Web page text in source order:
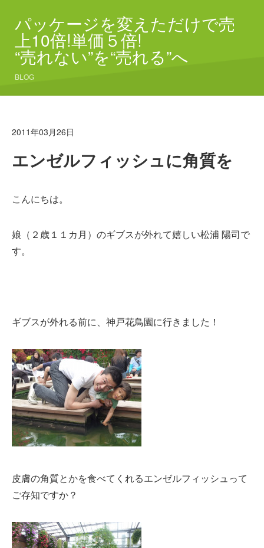
パッケージを変えただけで売
上10倍!単価５倍!
“売れない”を“売れる”へ
BLOG
2011年03月26日
エンゼルフィッシュに角質を
こんにちは。
娘（２歳１１カ月）のギブスが外れて嬉しい松浦 陽司で
す。
ギブスが外れる前に、神戸花鳥園に行きました！
皮膚の角質とかを食べてくれるエンゼルフィッシュって
ご存知ですか？